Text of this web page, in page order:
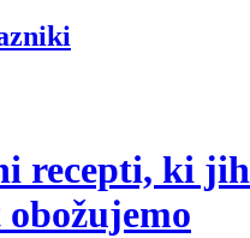
recepti, ki jih